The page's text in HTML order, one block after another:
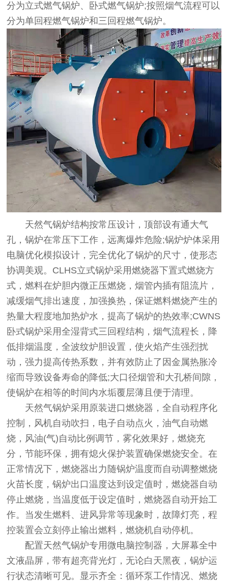
分为立式燃气锅炉、卧式燃气锅炉;按照烟气流程可以
分为单回程燃气锅炉和三回程燃气锅炉。
天然气锅炉结构按常压设计，顶部设有通大气
孔，锅炉在常压下工作，远离爆炸危险;锅炉炉体采用
电脑优化模拟设计，完全优化了锅炉的尺寸，使形态
协调美观。CLHS立式锅炉采用燃烧器下置式燃烧方
式，燃料在炉胆内微正压燃烧，烟管内插有阻流片，
减缓烟气排出速度，加强换热，保证燃料燃烧产生的
热量大程度地加热炉水，提高了锅炉的热效率;CWNS
卧式锅炉采用全湿背式三回程结构，烟气流程长，降
低排烟温度，全波纹炉胆设置，使火焰产生强烈扰
动，强力提高传热系数，并有效防止了因金属热胀冷
缩而导致设备寿命的降低;大口径烟管和大孔桥间隙，
使锅炉在相等的时间内水垢覆层薄且便于清理。
天然气锅炉采用原装进口燃烧器，全自动程序化
控制，风机自动吹扫，电子自动点火，油气自动燃
烧，风油(气)自动比例调节，雾化效果好，燃烧充
分，节能环保，拥有熄火保护装置确保燃烧安全。在
正常情况下，燃烧器出力随锅炉温度而自动调整燃烧
火苗长度，锅炉出口温度达到设定值时，燃烧器自动
停止燃烧，当温度低于设定值时，燃烧器自动开始工
作。当发生燃料、进风异常等现象时，故障灯亮，程
控装置会立刻停止输出燃料，燃烧机自动停机。
配置天然气锅炉专用微电脑控制器，大屏幕全中
文液晶屏，带有超亮背光灯，无论白天黑夜，锅炉运
行状态清晰可见。显示齐全：循环泵工作情况、燃烧